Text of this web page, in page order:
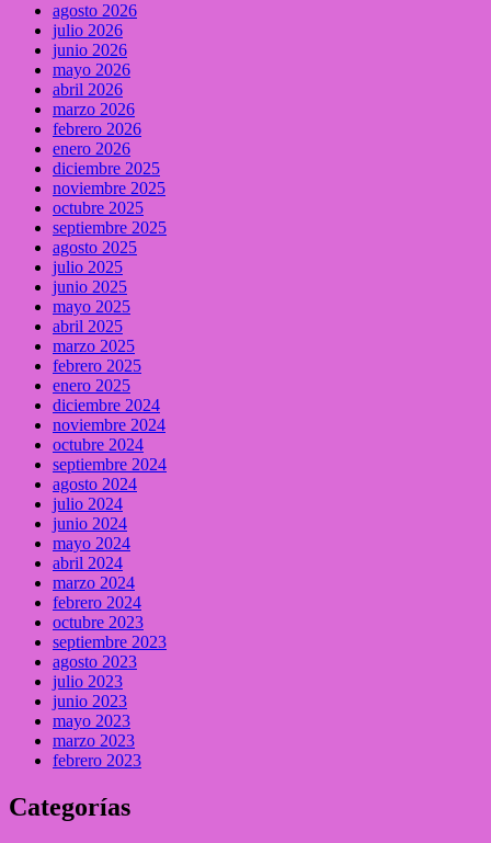
agosto 2026
julio 2026
junio 2026
mayo 2026
abril 2026
marzo 2026
febrero 2026
enero 2026
diciembre 2025
noviembre 2025
octubre 2025
septiembre 2025
agosto 2025
julio 2025
junio 2025
mayo 2025
abril 2025
marzo 2025
febrero 2025
enero 2025
diciembre 2024
noviembre 2024
octubre 2024
septiembre 2024
agosto 2024
julio 2024
junio 2024
mayo 2024
abril 2024
marzo 2024
febrero 2024
octubre 2023
septiembre 2023
agosto 2023
julio 2023
junio 2023
mayo 2023
marzo 2023
febrero 2023
Categorías